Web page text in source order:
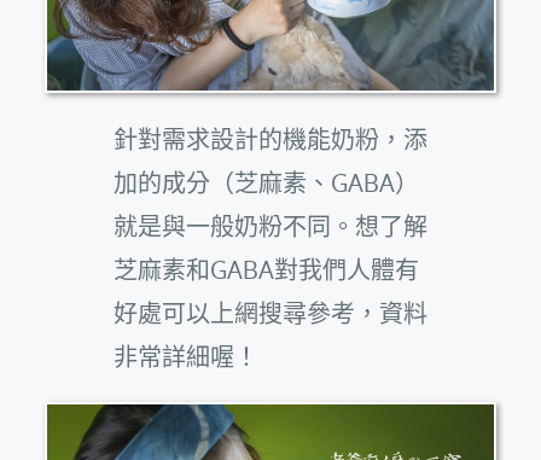
針對需求設計的機能奶粉，添
加的成分（芝麻素、GABA）
就是與一般奶粉不同。想了解
芝麻素和GABA對我們人體有
好處可以上網搜尋參考，資料
非常詳細喔！